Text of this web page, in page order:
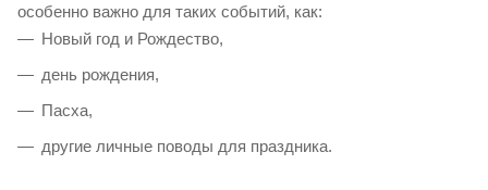
особенно важно для таких событий, как:
Новый год и Рождество,
день рождения,
Пасха,
другие личные поводы для праздника.